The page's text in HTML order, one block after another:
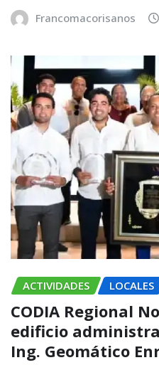
Francomacorisanos
ACTIVIDADES LOCALES
CODIA Regional
edificio
Ing. Geomático